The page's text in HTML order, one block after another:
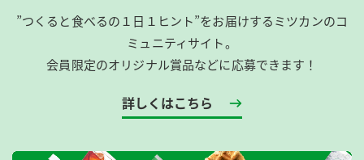
”つくると食べるの１日１ヒント”をお届けするミツカンのコ
ミュニティサイト。
会員限定のオリジナル賞品などに応募できます！
詳しくはこちら